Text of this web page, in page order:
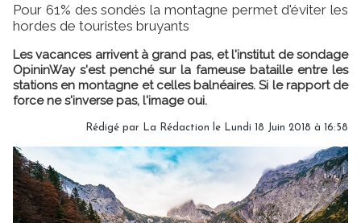
Pour 61% des sondés la montagne permet d'éviter les
hordes de touristes bruyants
Les vacances arrivent à grand pas, et l'institut de sondage
OpininWay s'est penché sur la fameuse bataille entre les
stations en montagne et celles balnéaires. Si le rapport de
force ne s'inverse pas, l'image oui.
Rédigé par La Rédaction le Lundi 18 Juin 2018 à 16:58